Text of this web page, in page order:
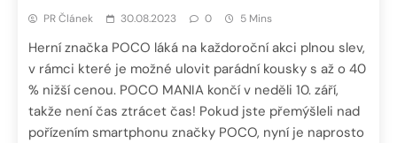
PR Článek 30.08.2023 0 5 Mins
Herní značka POCO láká na každoroční akci plnou slev,
v rámci které je možné ulovit parádní kousky s až o 40
% nižší cenou. POCO MANIA končí v neděli 10. září,
takže není čas ztrácet čas! Pokud jste přemýšleli nad
pořízením smartphonu značky POCO, nyní je naprosto